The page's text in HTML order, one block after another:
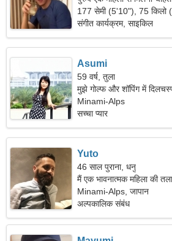
177 सेमी (5'10"), 75 किलो
संगीत कार्यक्रम, साइकिल
Asumi
59 वर्ष, तुला
मुझे गोल्फ और शॉपिंग में
Minami-Alps
सच्चा प्यार
Yuto
46 साल पुराना, धनु
मैं एक भावनात्मक महिला की
Minami-Alps, जापान
अल्पकालिक संबंध